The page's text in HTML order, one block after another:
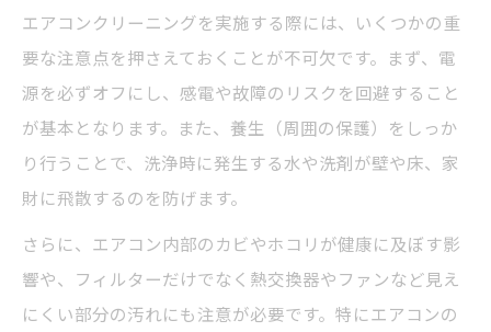
自分で準備する際の注意事項
後悔しないためのエアコンクリーニング体験談
失敗から学ぶエアコン掃除の落とし穴
口コミで広がるトラブル事例の傾向
自分で掃除した人の実際の感想
体験者が語る満足のコツ
クリーニング業者選びで起こりがちな落とし穴
エアコンクリーニングを実施する際には、いくつかの重
要な注意点を押さえておくことが不可欠です。まず、電
源を必ずオフにし、感電や故障のリスクを回避すること
が基本となります。また、養生（周囲の保護）をしっか
り行うことで、洗浄時に発生する水や洗剤が壁や床、家
財に飛散するのを防げます。
さらに、エアコン内部のカビやホコリが健康に及ぼす影
響や、フィルターだけでなく熱交換器やファンなど見え
にくい部分の汚れにも注意が必要です。特にエアコンの